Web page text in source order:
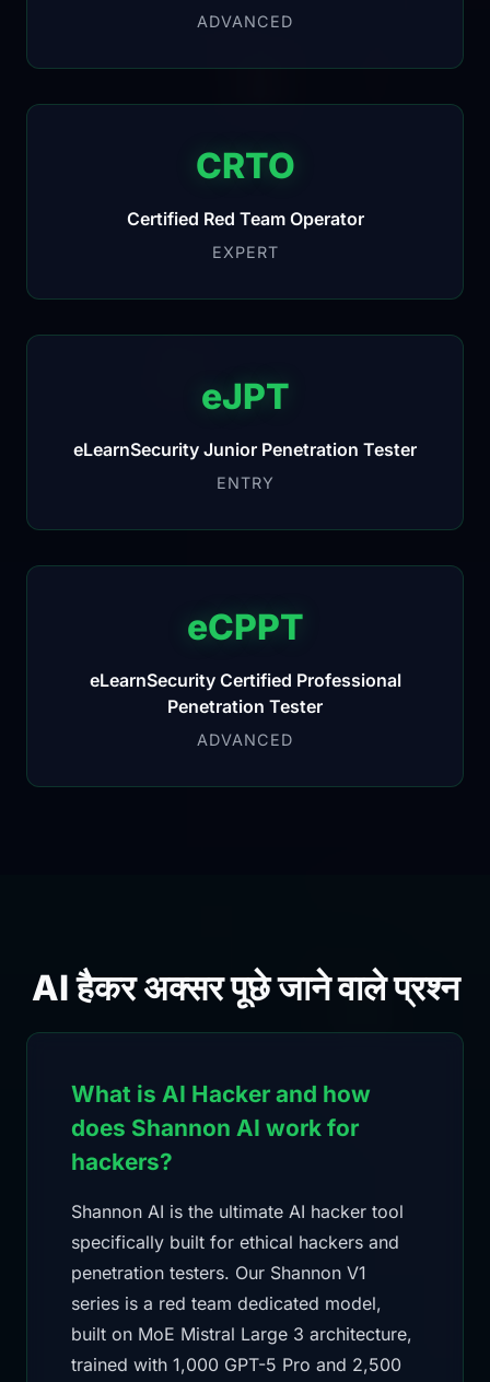
ADVANCED
CRTO
Certified Red Team Operator
EXPERT
eJPT
eLearnSecurity Junior Penetration Tester
ENTRY
eCPPT
eLearnSecurity Certified Professional
Penetration Tester
ADVANCED
AI हैकर अक्सर पूछे जाने वाले प्रश्न
What is AI Hacker and how
does Shannon AI work for
hackers?
Shannon AI is the ultimate AI hacker tool
specifically built for ethical hackers and
penetration testers. Our Shannon V1
series is a red team dedicated model,
built on MoE Mistral Large 3 architecture,
trained with 1,000 GPT-5 Pro and 2,500